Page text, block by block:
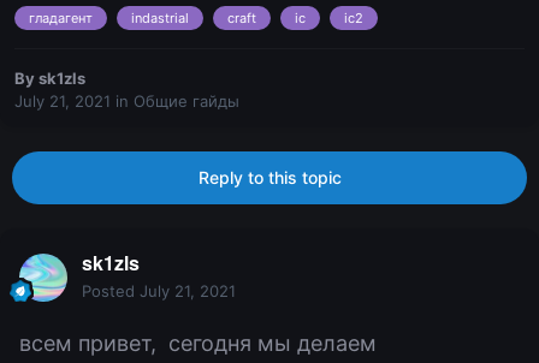
гладагент indastrial craft ic ic2
Bysk1zls
July 21, 2021 in Общие гайды
Reply to this topic
sk1zls
Posted July 21, 2021
всем привет, сегодня мы делаем